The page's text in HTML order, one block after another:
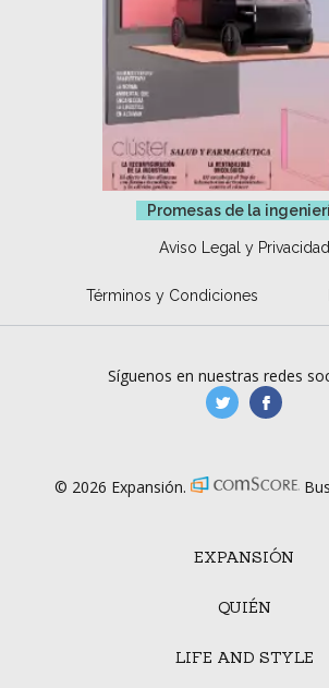
Promesas de la
Aviso Legal y Privacidad
Términos y Condiciones
EXPANSIÓN
QUIÉN
LIFE AND STYLE
Síguenos en nuestras redes
© 2026 Expansión.